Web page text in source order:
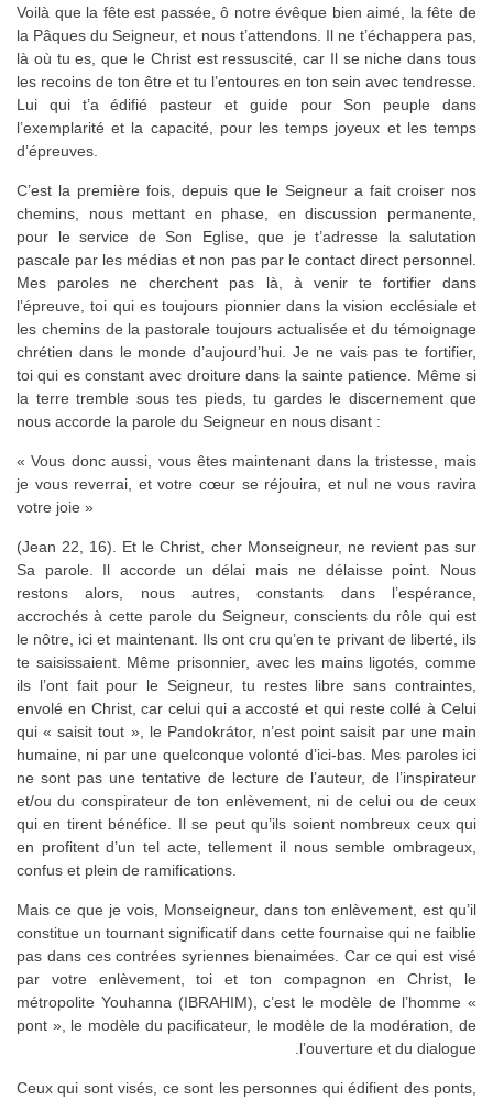
Voilà que la fête est passée, ô notre évêque bien aimé, la fête de
la Pâques du Seigneur, et nous t’attendons. Il ne t’échappera pas,
là où tu es, que le Christ est ressuscité, car Il se niche dans tous
les recoins de ton être et tu l’entoures en ton sein avec tendresse.
Lui qui t’a édifié pasteur et guide pour Son peuple dans
l’exemplarité et la capacité, pour les temps joyeux et les temps
d’épreuves.
C’est la première fois, depuis que le Seigneur a fait croiser nos
chemins, nous mettant en phase, en discussion permanente,
pour le service de Son Eglise, que je t’adresse la salutation
pascale par les médias et non pas par le contact direct personnel.
Mes paroles ne cherchent pas là, à venir te fortifier dans
l’épreuve, toi qui es toujours pionnier dans la vision ecclésiale et
les chemins de la pastorale toujours actualisée et du témoignage
chrétien dans le monde d’aujourd’hui. Je ne vais pas te fortifier,
toi qui es constant avec droiture dans la sainte patience. Même si
la terre tremble sous tes pieds, tu gardes le discernement que
nous accorde la parole du Seigneur en nous disant :
« Vous donc aussi, vous êtes maintenant dans la tristesse, mais
je vous reverrai, et votre cœur se réjouira, et nul ne vous ravira
votre joie »
(Jean 22, 16). Et le Christ, cher Monseigneur, ne revient pas sur
Sa parole. Il accorde un délai mais ne délaisse point. Nous
restons alors, nous autres, constants dans l’espérance,
accrochés à cette parole du Seigneur, conscients du rôle qui est
le nôtre, ici et maintenant. Ils ont cru qu’en te privant de liberté, ils
te saisissaient. Même prisonnier, avec les mains ligotés, comme
ils l’ont fait pour le Seigneur, tu restes libre sans contraintes,
envolé en Christ, car celui qui a accosté et qui reste collé à Celui
qui « saisit tout », le Pandokrátor, n’est point saisit par une main
humaine, ni par une quelconque volonté d’ici-bas. Mes paroles ici
ne sont pas une tentative de lecture de l’auteur, de l’inspirateur
et/ou du conspirateur de ton enlèvement, ni de celui ou de ceux
qui en tirent bénéfice. Il se peut qu’ils soient nombreux ceux qui
en profitent d’un tel acte, tellement il nous semble ombrageux,
confus et plein de ramifications.
Mais ce que je vois, Monseigneur, dans ton enlèvement, est qu’il
constitue un tournant significatif dans cette fournaise qui ne faiblie
pas dans ces contrées syriennes bienaimées. Car ce qui est visé
par votre enlèvement, toi et ton compagnon en Christ, le
métropolite Youhanna (IBRAHIM), c’est le modèle de l’homme «
pont », le modèle du pacificateur, le modèle de la modération, de
l’ouverture et du dialogue.
Ceux qui sont visés, ce sont les personnes qui édifient des ponts,